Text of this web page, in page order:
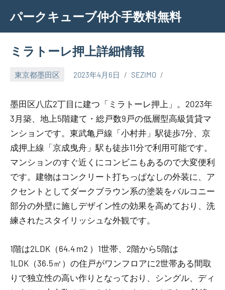
content
パークキューブ仲介手数料無料
ミラトーレ押上詳細情報
東京都墨田区 2023年4月6日 SEZIMO
墨田区八広2丁目に建つ「ミラトーレ押上」。2023年
3月築、地上5階建て・総戸数9戸の低層型高級賃貸マ
ンションです。東武亀戸線「小村井」駅徒歩7分、京
成押上線「京成曳舟」駅も徒歩11分で利用可能です。
マンションのすぐ近くにコンビニもあるので大変便利
です。建物はコンクリート打ちっぱなしの外装に、ア
クセントとしてダークブラウン系の塗装をバルコニー
部分の外壁に施しデザイン性の効果を高めており、洗
練されたスタイリッシュな外観です。
1階は2LDK（64.4 m2 ）1世帯、2階から5階は
1LDK（36.5㎡）の住戸がワンフロアに2世帯ある間取
りで独立性の高い作りとなっており、シングル、ディ